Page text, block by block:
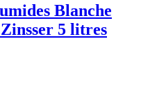
Blanche
5 litres